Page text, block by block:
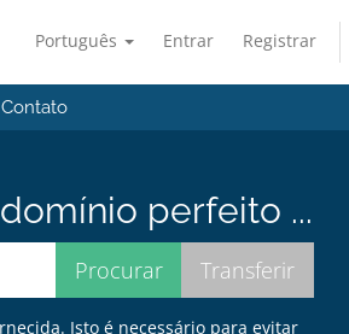
Português Entrar Registrar
Contato
perfeito ...
Isto é necessário para evitar